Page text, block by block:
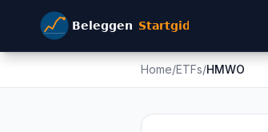
Home/ETFs/HMWO